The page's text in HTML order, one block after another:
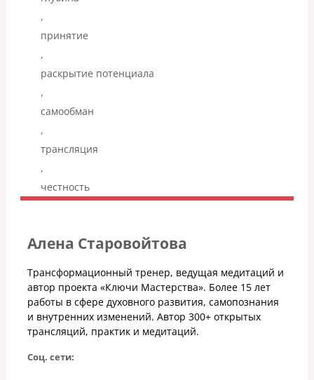
,
принятие
,
раскрытие потенциала
,
самообман
,
трансляция
,
честность
Алена Старовойтова
Трансформационный тренер, ведущая медитаций и
автор проекта «Ключи Мастерства». Более 15 лет
работы в сфере духовного развития, самопознания
и внутренних изменений. Автор 300+ открытых
трансляций, практик и медитаций.
Соц. сети: